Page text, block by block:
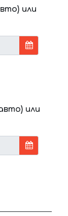
или
или